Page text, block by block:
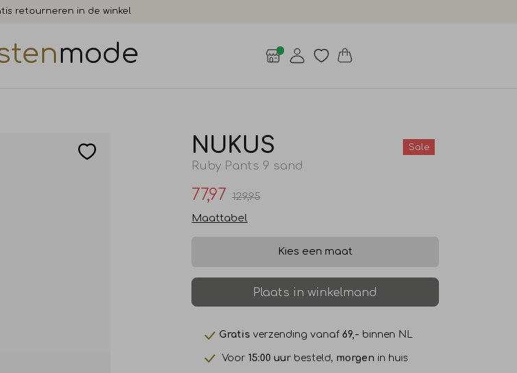
retourneren in de winkel
mode
NUKUS
Ruby Pants 9 sand
Sale
77,97 129,95
Maattabel
Kies een maat
Plaats in winkelmand
Gratis verzending vanaf69,- binnen NL
Voor15:00 uur besteld, morgen in huis